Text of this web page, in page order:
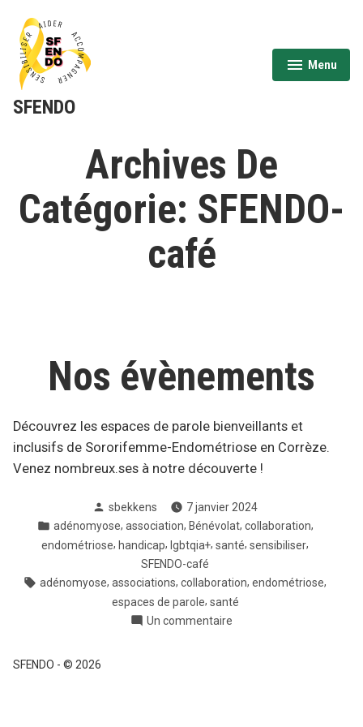
contenu
SFENDO
Menu
expanded
collapsed
Archives De
Catégorie: SFENDO-
café
Nos évènements
Découvrez les espaces de parole bienveillants et
inclusifs de Sororifemme-Endométriose en Corrèze.
Venez nombreux.ses à notre découverte !
Posté
par
sbekkens
7 janvier 2024
Posté
dans
adénomyose, association, Bénévolat, collaboration,
endométriose, handicap, lgbtqia+, santé, sensibiliser,
SFENDO-café
Tags:
adénomyose, associations, collaboration, endométriose,
espaces de parole, santé
Un commentaire
SFENDO - © 2026